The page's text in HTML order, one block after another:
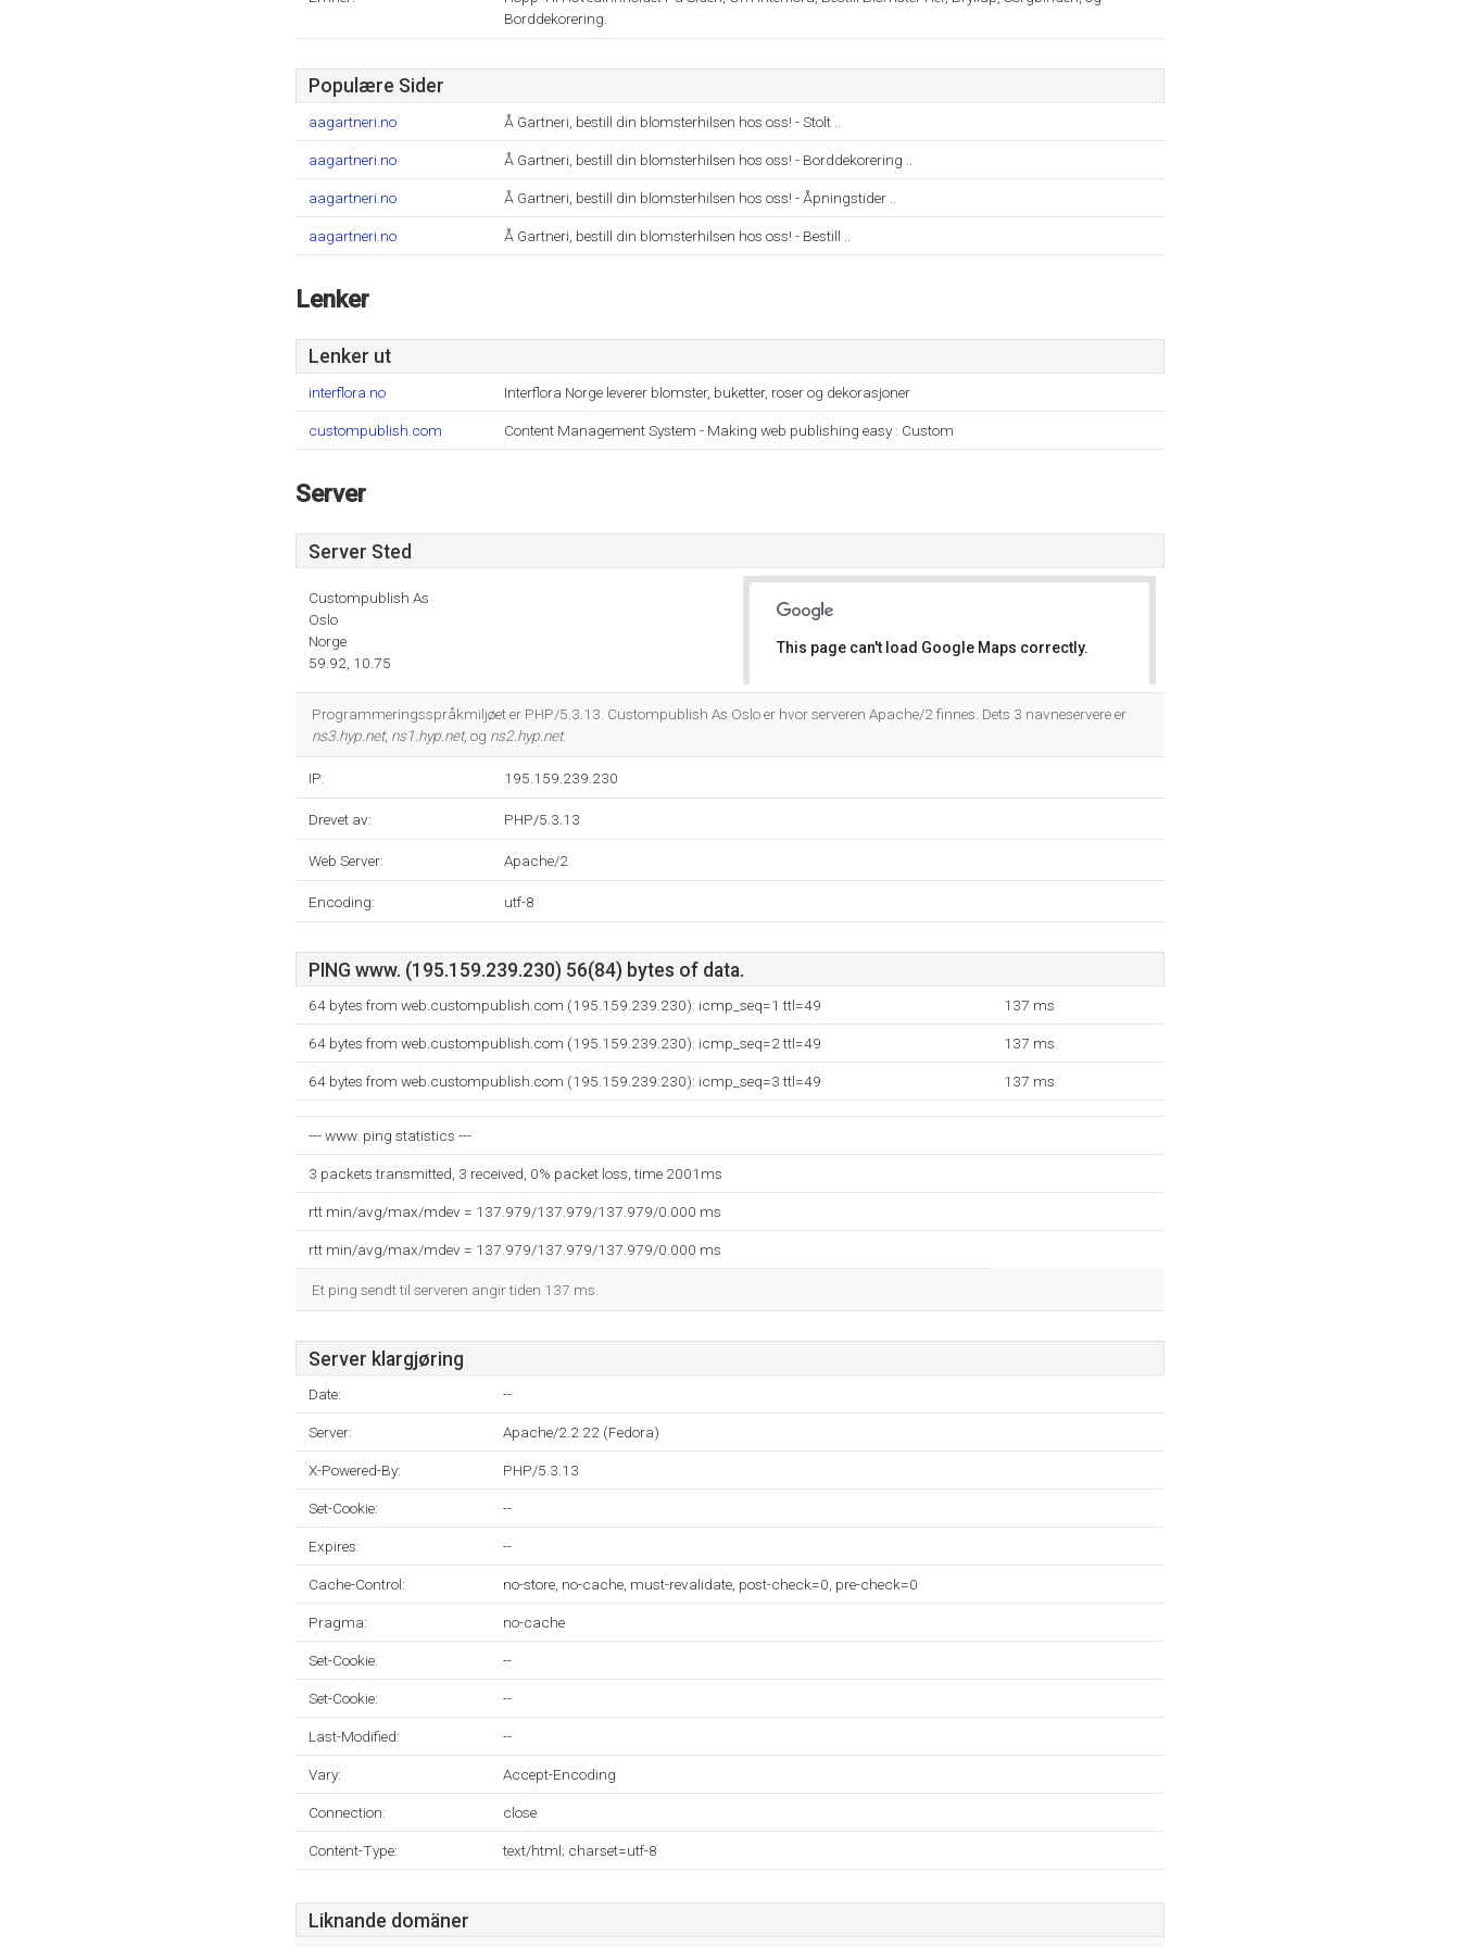
Borddekorering.
Populære Sider
aagartneri.no Å Gartneri, bestill din blomsterhilsen hos oss! - Stolt ..
aagartneri.no Å Gartneri, bestill din blomsterhilsen hos oss! - Borddekorering ..
aagartneri.no Å Gartneri, bestill din blomsterhilsen hos oss! - Åpningstider ..
aagartneri.no Å Gartneri, bestill din blomsterhilsen hos oss! - Bestill ..
Lenker
Lenker ut
interflora.no Interflora Norge leverer blomster, buketter, roser og dekorasjoner
custompublish.com Content Management System - Making web publishing easy : Custom
Server
Server Sted
Custompublish As
Oslo
Norge
59.92, 10.75
This page can't load Google Maps correctly.
Programmeringsspråkmiljøet er PHP/5.3.13. Custompublish As Oslo er hvor serveren Apache/2 finnes. Dets 3 navneservere er
ns3.hyp.net, ns1.hyp.net, og ns2.hyp.net.
IP: 195.159.239.230
Drevet av: PHP/5.3.13
Web Server: Apache/2
Encoding: utf-8
PING www. (195.159.239.230) 56(84) bytes of data.
64 bytes from web.custompublish.com (195.159.239.230): icmp_seq=1 ttl=49 137 ms
64 bytes from web.custompublish.com (195.159.239.230): icmp_seq=2 ttl=49 137 ms
64 bytes from web.custompublish.com (195.159.239.230): icmp_seq=3 ttl=49 137 ms
--- www. ping statistics ---
3 packets transmitted, 3 received, 0% packet loss, time 2001ms
rtt min/avg/max/mdev = 137.979/137.979/137.979/0.000 ms
rtt min/avg/max/mdev = 137.979/137.979/137.979/0.000 ms
Et ping sendt til serveren angir tiden 137 ms.
Server klargjøring
Date: --
Server: Apache/2.2.22 (Fedora)
X-Powered-By: PHP/5.3.13
Set-Cookie: --
Expires: --
Cache-Control: no-store, no-cache, must-revalidate, post-check=0, pre-check=0
Pragma: no-cache
Set-Cookie: --
Set-Cookie: --
Last-Modified: --
Vary: Accept-Encoding
Connection: close
Content-Type: text/html; charset=utf-8
Liknande domäner